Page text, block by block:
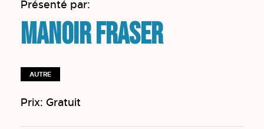
Présenté par:
Manoir Fraser
AUTRE
Prix: Gratuit